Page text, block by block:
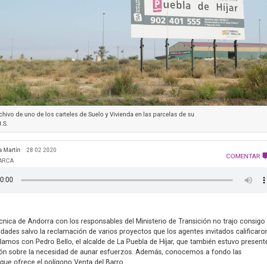
de uno de los carteles de Suelo y Vivienda en las parcelas de su
Martín 28 02 2020
COMENTAR
de Andorra con los responsables del Ministerio de Transición no trajo consigo
salvo la reclamación de varios proyectos que los agentes invitados
con Pedro Bello, el alcalde de La Puebla de Híjar, que también estuvo
sobre la necesidad de aunar esfuerzos. Además, conocemos a fondo las
ofrece el polígono Venta del Barro.